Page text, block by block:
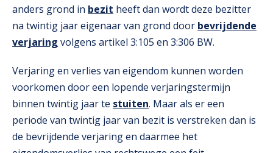
anders grond in bezit heeft dan wordt deze bezitter
na twintig jaar eigenaar van grond door bevrijdende
verjaring volgens artikel 3:105 en 3:306 BW.
Verjaring en verlies van eigendom kunnen worden
voorkomen door een lopende verjaringstermijn
binnen twintig jaar te stuiten. Maar als er een
periode van twintig jaar van bezit is verstreken dan is
de bevrijdende verjaring en daarmee het